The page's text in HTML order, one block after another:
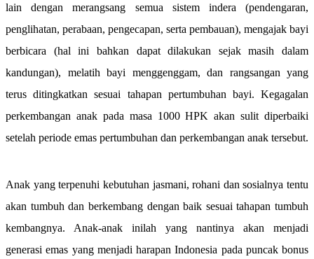
lain dengan merangsang semua sistem indera (pendengaran,
penglihatan, perabaan, pengecapan, serta pembauan), mengajak bayi
berbicara (hal ini bahkan dapat dilakukan sejak masih dalam
kandungan), melatih bayi menggenggam, dan rangsangan yang
terus ditingkatkan sesuai tahapan pertumbuhan bayi. Kegagalan
perkembangan anak pada masa 1000 HPK akan sulit diperbaiki
setelah periode emas pertumbuhan dan perkembangan anak tersebut.
Anak yang terpenuhi kebutuhan jasmani, rohani dan sosialnya tentu
akan tumbuh dan berkembang dengan baik sesuai tahapan tumbuh
kembangnya. Anak-anak inilah yang nantinya akan menjadi
generasi emas yang menjadi harapan Indonesia pada puncak bonus